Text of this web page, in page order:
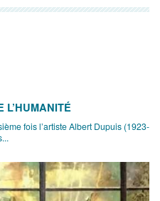
L’HUMANITÉ
fois l’artiste Albert Dupuis (1923-